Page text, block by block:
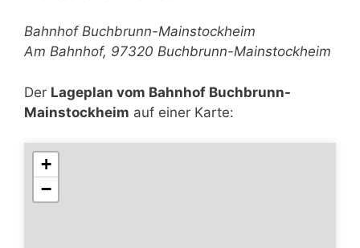
Bahnhof Buchbrunn-Mainstockheim
Am Bahnhof, 97320 Buchbrunn-Mainstockheim
Der Lageplan vom Bahnhof Buchbrunn-
Mainstockheim auf einer Karte:
+
−